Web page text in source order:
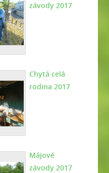
závody 2017
Chytá celá
rodina 2017
Májové
závody 2017